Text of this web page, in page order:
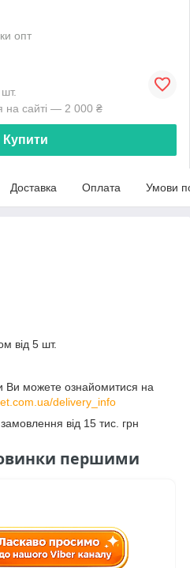
опт
на сайті — 2 000 ₴
Купити
Доставка Оплата Умови
від 5 шт.
Ви можете ознайомитися на
delivery_info
від 15 тис. грн
першими